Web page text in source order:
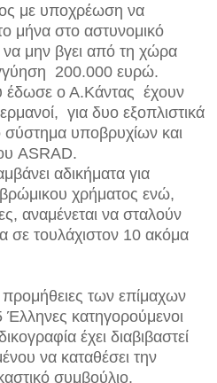
με υποχρέωση να
μήνα στο αστυνομικό
να μην βγει από τη χώρα
200.000 ευρώ.
έδωσε ο Α.Κάντας έχουν
για δυο εξοπλιστικά
υποβρυχίων και
ASRAD.
αδικήματα για
χρήματος ενώ,
αναμένεται να σταλούν
σε τουλάχιστον 10 ακόμα
προμήθειες των επίμαχων
κατηγορούμενοι
έχει διαβιβαστεί
να καταθέσει την
συμβούλιο.